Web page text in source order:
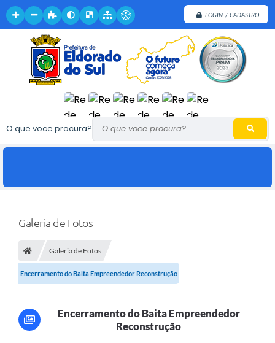
LOGIN / CADASTRO
O que voce procura?
Galeria de Fotos
Galeria de Fotos
Encerramento do Baita Empreendedor Reconstrução
Encerramento do Baita Empreendedor
Reconstrução